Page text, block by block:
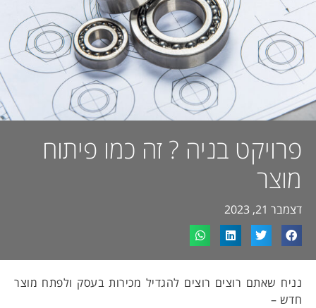
פרויקט בניה ? זה כמו פיתוח
מוצר
דצמבר 21, 2023
נניח שאתם רוצים רוצים להגדיל מכירות בעסק ולפתח מוצר
חדש –